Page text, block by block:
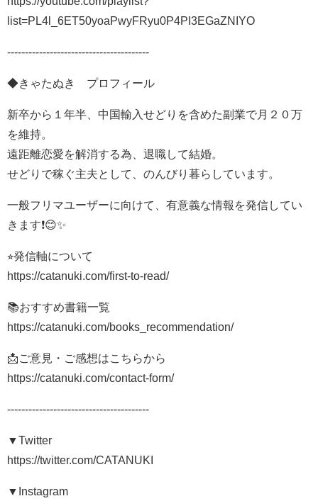
list=PL4l_6ET50yoaPwyFRyu0P4PI3EGaZNIYO
----------------------------------------
◆きゃたぬき プロフィール
新卒から１年半、中国輸入せどりを含めた副業で月２０万
を維持。
遠距離恋愛を解消する為、退職して結婚。
せどりで稼ぐ主夫として、のんびり暮らしています。
一般フリマユーザーに向けて、有意義な情報を発信してい
きます❗️😊✨
⭐︎発信軸について
https://catanuki.com/first-to-read/
📚おすすめ書籍一覧
https://catanuki.com/books_recommendation/
📩ご意見・ご感想はこちらから
https://catanuki.com/contact-form/
----------------------------------------
▼Twitter
https://twitter.com/CATANUKI
▼Instagram